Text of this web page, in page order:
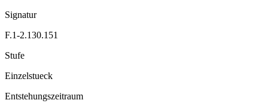
Signatur
F.1-2.130.151
Stufe
Einzelstueck
Entstehungszeitraum